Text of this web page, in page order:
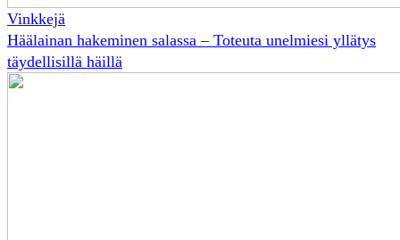
Vinkkejä
Häälainan hakeminen salassa – Toteuta unelmiesi yllätys
täydellisillä häillä